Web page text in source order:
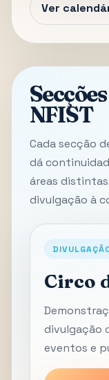
Ver
NFIST
Cada secção
dá
áreas
divulgação à
Circo
divulgação
eventos e